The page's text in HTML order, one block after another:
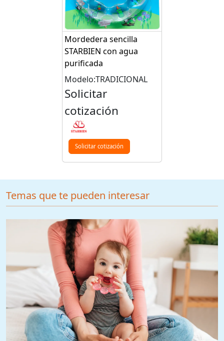
Mordedera sencilla
STARBIEN con agua
purificada
Modelo:TRADICIONAL
Solicitar
cotización
Solicitar cotización
Temas que te pueden interesar